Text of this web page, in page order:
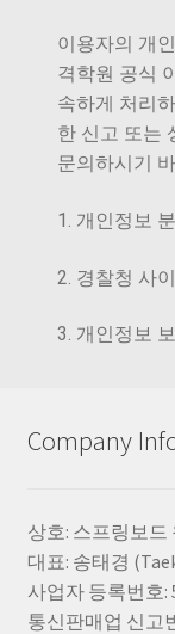
이용자의 개
격학원 공식
속하게 처리
한 신고 또는
문의하시기
1. 개인정보
2. 경찰청 사
3. 개인정보
Company
상호: 스프링보드
대표: 송태경
사업자 등록번호:
통신판매업 신고